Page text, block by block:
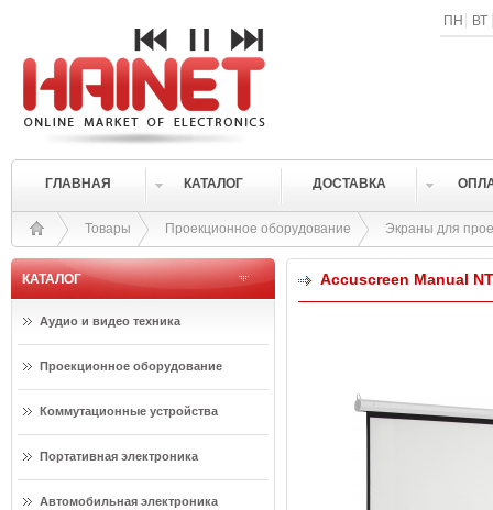
ПН ВТ
ГЛАВНАЯ КАТАЛОГ ДОСТАВКА
Товары Проекционное оборудование Экраны для
КАТАЛОГ
Аудио и видео техника
Проекционное оборудование
Коммутационные устройства
Портативная электроника
Автомобильная электроника
Accuscreen Manual